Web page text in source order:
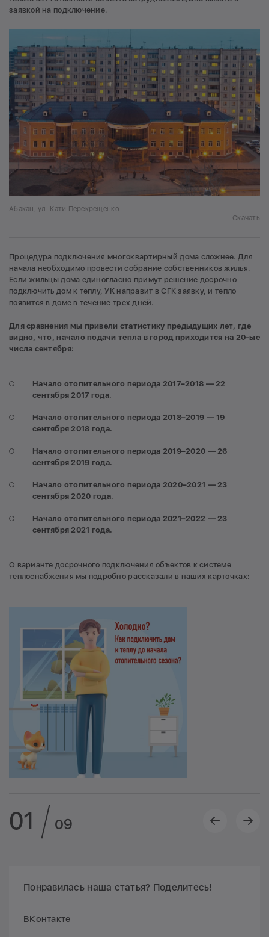
заявкой на подключение.
Абакан, ул. Кати Перекрещенко
Скачать
Процедура подключения многоквартирный дома сложнее. Для
начала необходимо провести собрание собственников жилья.
Если жильцы дома единогласно примут решение досрочно
подключить дом к теплу, УК направит в СГК заявку, и тепло
появится в доме в течение трех дней.
Для сравнения мы привели статистику предыдущих лет, где
видно, что, начало подачи тепла в город приходится на 20-ые
числа сентября:
Начало отопительного периода 2017–2018 ― 22
сентября 2017 года.
Начало отопительного периода 2018–2019 ― 19
сентября 2018 года.
Начало отопительного периода 2019–2020 ― 26
сентября 2019 года.
Начало отопительного периода 2020–2021 ― 23
сентября 2020 года.
Начало отопительного периода 2021–2022 ― 23
сентября 2021 года.
О варианте досрочного подключения объектов к системе
теплоснабжения мы подробно рассказали в наших карточках:
01 09
Понравилась наша статья? Поделитесь!
ВКонтакте